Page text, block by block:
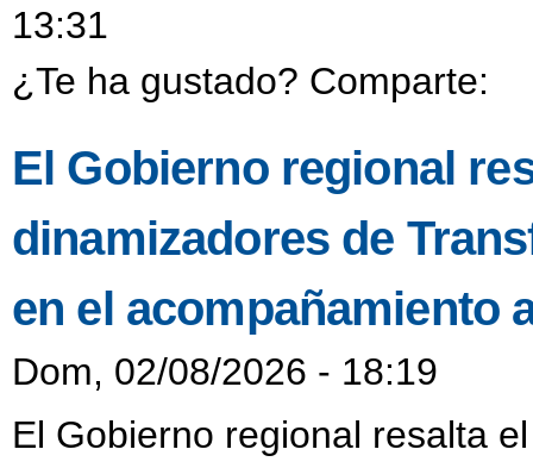
13:31
¿Te ha gustado? Comparte:
El Gobierno regional
dinamizadores de
en el acompañamiento
Dom, 02/08/2026 - 18:19
El Gobierno regional resalta